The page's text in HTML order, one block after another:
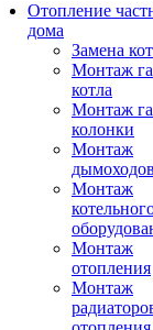
Отопление
дома
Замена
Монтаж
котла
Монтаж
колонки
Монтаж
Монтаж
Монтаж
отопления
Монтаж